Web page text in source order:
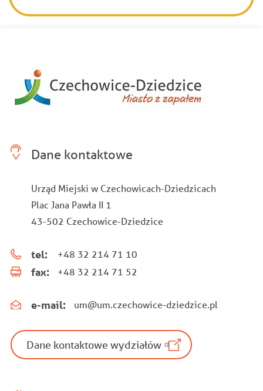
Dane kontaktowe
Urząd Miejski w Czechowicach-Dziedzicach
Plac Jana Pawła II 1
43-502 Czechowice-Dziedzice
tel: +48 32 214 71 10
fax: +48 32 214 71 52
e-mail: um@um.czechowice-dziedzice.pl
Dane kontaktowe wydziałów